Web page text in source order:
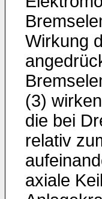
Wirkung
(3)
die bei
relativ
axiale